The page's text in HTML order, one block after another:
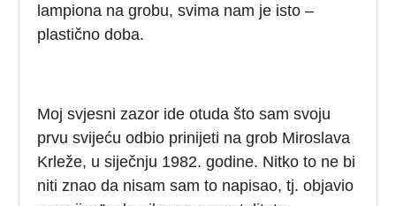
lampiona na grobu, svima nam je isto –
plastično doba.
Moj svjesni zazor ide otuda što sam svoju
prvu svijeću odbio prinijeti na grob Miroslava
Krleže, u siječnju 1982. godine. Nitko to ne bi
niti znao da nisam sam to napisao, tj. objavio